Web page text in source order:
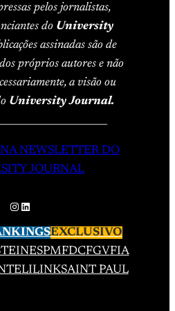
pelos jornalistas,
do University
assinadas são de
próprios autores e não
a visão ou
University Journal.
NEWSLETTER DO
JOURNAL
Instagram
LinkedIn
EXCLUSIVO
ESPMFDCFGVFIA
LINKSAINT PAUL